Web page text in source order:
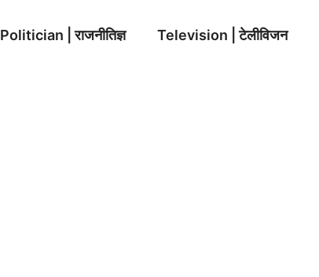
Politician | राजनीतिज्ञ Television | टेलीविजन